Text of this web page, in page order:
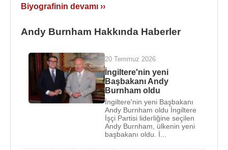
politikası alanlarında çalışarak siyasete adım
mezuniyetinin ardından gazeteciliğe başladı; Tank
World ve Passenger World Management dahil
olmak üzere sektör dergilerinde çalıştı. Daha sonra
Tony Blair ve Gordon Brownhükümetlerinde
bakanlık yapacak olan Tessa Jowell için araştırmacı
olarak çalıştı. 1997 yılı genel seçimlerinden sonra
kamu politikası ve parlamento çevresinde görevler
Biyografinin devamı ››
Andy Burnham Hakkında Haberler
20 Temmuz 2026
İngiltere'nin yeni
Başbakanı Andy
Burnham oldu
İngiltere'nin yeni Başbakanı
Andy Burnham oldu İngiltere
İşçi Partisi liderliğine seçilen
Andy Burnham, ülkenin yeni
başbakanı oldu. İ...